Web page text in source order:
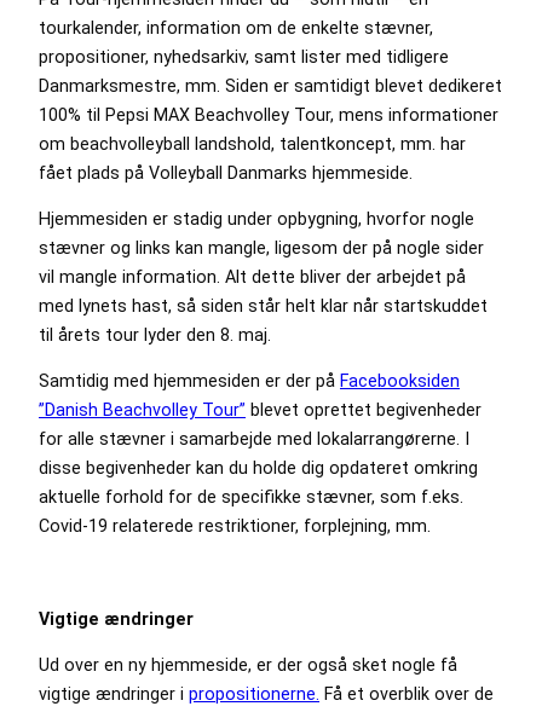
tourkalender, information om de enkelte stævner,
propositioner, nyhedsarkiv, samt lister med tidligere
Danmarksmestre, mm. Siden er samtidigt blevet dedikeret
100% til Pepsi MAX Beachvolley Tour, mens informationer
om beachvolleyball landshold, talentkoncept, mm. har
fået plads på Volleyball Danmarks hjemmeside.
Hjemmesiden er stadig under opbygning, hvorfor nogle
stævner og links kan mangle, ligesom der på nogle sider
vil mangle information. Alt dette bliver der arbejdet på
med lynets hast, så siden står helt klar når startskuddet
til årets tour lyder den 8. maj.
Samtidig med hjemmesiden er der på Facebooksiden
”Danish Beachvolley Tour” blevet oprettet begivenheder
for alle stævner i samarbejde med lokalarrangørerne. I
disse begivenheder kan du holde dig opdateret omkring
aktuelle forhold for de specifikke stævner, som f.eks.
Covid-19 relaterede restriktioner, forplejning, mm.
Vigtige ændringer
Ud over en ny hjemmeside, er der også sket nogle få
vigtige ændringer i propositionerne.
Få et overblik over de